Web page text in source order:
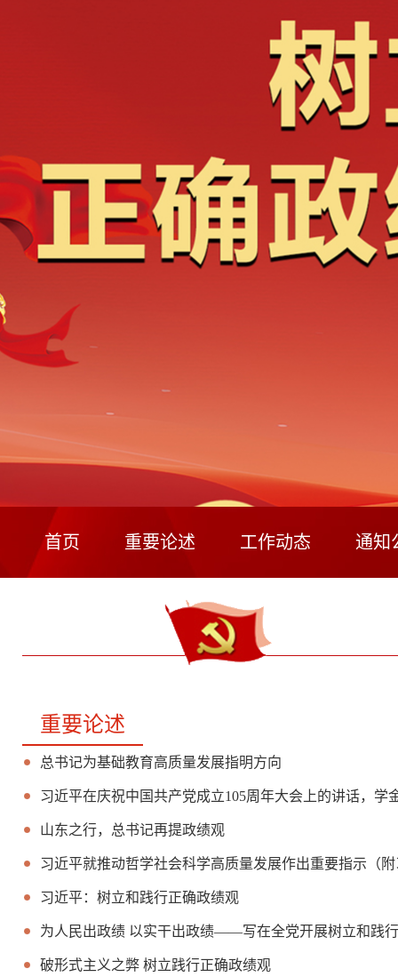
首页 重要论述 工作动态 通知
重要论述
总书记为基础教育高质量发展指明方向
习近平在庆祝中国共产党成立105周年大会上的讲话，学
山东之行，总书记再提政绩观
习近平就推动哲学社会科学高质量发展作出重要指示（
习近平：树立和践行正确政绩观
为人民出政绩 以实干出政绩——写在全党开展树立和践
破形式主义之弊 树立践行正确政绩观